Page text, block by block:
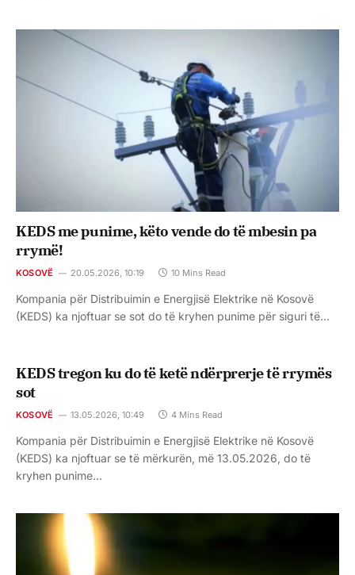
KEDS me punime, këto vende do të mbesin pa
rrymë!
KOSOVË 20.05.2026, 10:19 10 Mins Read
Kompania për Distribuimin e Energjisë Elektrike në Kosovë
(KEDS) ka njoftuar se sot do të kryhen punime për siguri të…
KEDS tregon ku do të ketë ndërprerje të rrymës
sot
KOSOVË 13.05.2026, 10:49 4 Mins Read
Kompania për Distribuimin e Energjisë Elektrike në Kosovë
(KEDS) ka njoftuar se të mërkurën, më 13.05.2026, do të
kryhen punime…